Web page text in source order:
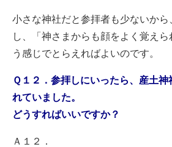
小さな神社だと参拝者も少ないか
し、「神さまからも顔をよく覚え
う感じでとらえればよいのです。
Ｑ１２．参拝しにいったら、産土
れていました。
どうすればいいですか？
Ａ１２．